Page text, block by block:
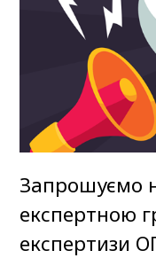
Запрошуємо
експертною
експертизи